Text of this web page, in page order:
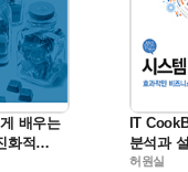
배우는
화적
IT
분석과
효과적인
허원실